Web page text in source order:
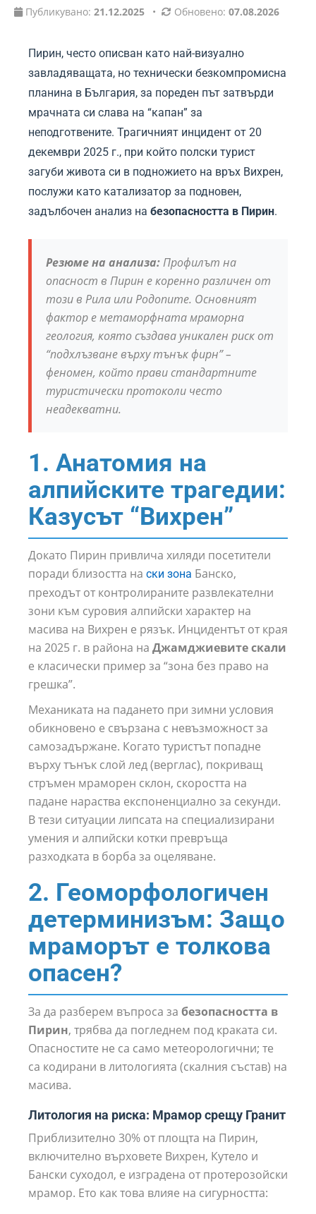
Публикувано: 21.12.2025 • Обновено: 07.08.2026
Пирин, често описван като най-визуално
завладяващата, но технически безкомпромисна
планина в България, за пореден път затвърди
мрачната си слава на “капан” за
неподготвените. Трагичният инцидент от 20
декември 2025 г., при който полски турист
загуби живота си в подножието на връх Вихрен,
послужи като катализатор за подновен,
задълбочен анализ на безопасността в Пирин.
Резюме на анализа:Профилът на
опасност в Пирин е коренно различен от
този в Рила или Родопите. Основният
фактор е метаморфната мраморна
геология, която създава уникален риск от
“подхлъзване върху тънък фирн” –
феномен, който прави стандартните
туристически протоколи често
неадекватни.
1. Анатомия на
алпийските трагедии:
Казусът “Вихрен”
Докато Пирин привлича хиляди посетители
поради близостта на ски зона Банско,
преходът от контролираните развлекателни
зони към суровия алпийски характер на
масива на Вихрен е рязък. Инцидентът от края
на 2025 г. в района на Джамджиевите скали
е класически пример за “зона без право на
грешка”.
Механиката на падането при зимни условия
обикновено е свързана с невъзможност за
самозадържане. Когато туристът попадне
върху тънък слой лед (верглас), покриващ
стръмен мраморен склон, скоростта на
падане нараства експоненциално за секунди.
В тези ситуации липсата на специализирани
умения и алпийски котки превръща
разходката в борба за оцеляване.
2. Геоморфологичен
детерминизъм: Защо
мраморът е толкова
опасен?
За да разберем въпроса за безопасността в
Пирин, трябва да погледнем под краката си.
Опасностите не са само метеорологични; те
са кодирани в литологията (скалния състав) на
масива.
Литология на риска: Мрамор срещу Гранит
Приблизително 30% от площта на Пирин,
включително върховете Вихрен, Кутело и
Бански суходол, е изградена от протерозойски
мрамор. Ето как това влияе на сигурността: